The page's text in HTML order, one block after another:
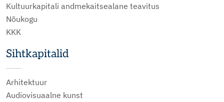
Kultuurkapitali andmekaitsealane teavitus
Nõukogu
KKK
Sihtkapitalid
Arhitektuur
Audiovisuaalne kunst